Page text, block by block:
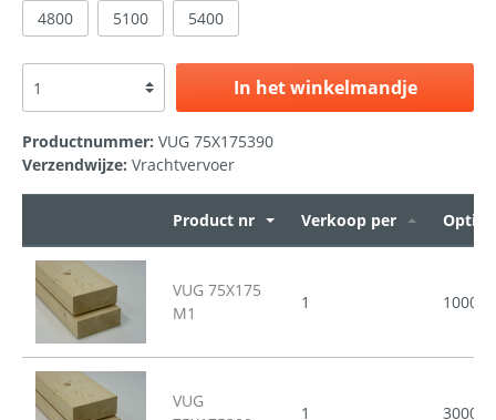
4800 5100 5400
In het winkelmandje
Productnummer: VUG 75X175390
Verzendwijze: Vrachtvervoer
Product nr Verkoop per Opties
VUG 75X175
M1
1 1000
VUG
1 3000